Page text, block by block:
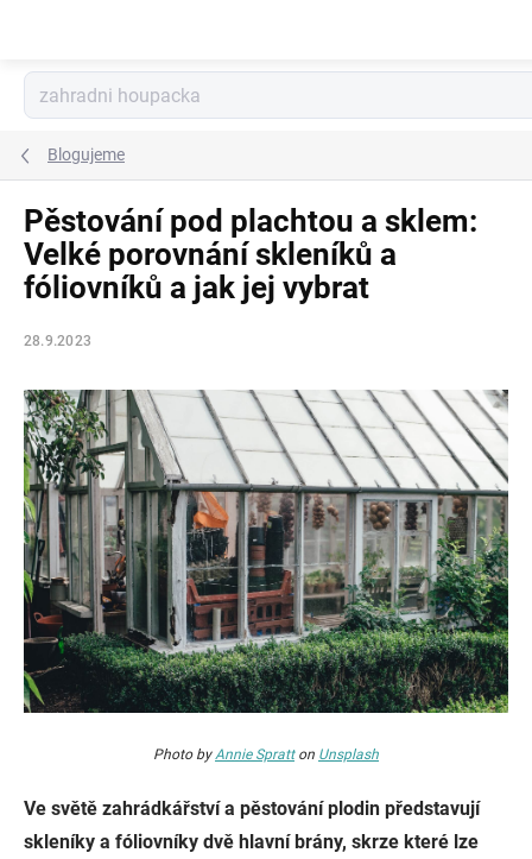
Blogujeme
Pěstování pod plachtou a sklem:
Velké porovnání skleníků a
fóliovníků a jak jej vybrat
28.9.2023
Photo by Annie Spratton Unsplash
Ve světě zahrádkářství a pěstování plodin představují
skleníky a fóliovníky dvě hlavní brány, skrze které lze